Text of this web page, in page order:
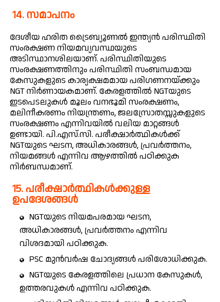
14. സമാപനം
ദേശീയ ഹരിത ട്രൈബ്യൂണൽ ഇന്ത്യൻ പരിസ്ഥിതി
സംരക്ഷണ നിയമവ്യവസ്ഥയുടെ
അടിസ്ഥാനശിലയാണ്. പരിസ്ഥിതിയുടെ
സംരക്ഷണത്തിനും പരിസ്ഥിതി സംബന്ധമായ
കേസുകളുടെ കാര്യക്ഷമമായ പരിഗണനയ്ക്കും
NGT നിർണായകമാണ്. കേരളത്തിൽ NGTയുടെ
ഇടപെടലുകൾ മൂലം വനഭൂമി സംരക്ഷണം,
മലിനീകരണം നിയന്ത്രണം, ജലസ്രോതസ്സുകളുടെ
സംരക്ഷണം എന്നിവയിൽ വലിയ മാറ്റങ്ങൾ
ഉണ്ടായി. പി.എസ്.സി. പരീക്ഷാർത്ഥികൾക്ക്
NGTയുടെ ഘടന, അധികാരങ്ങൾ, പ്രവർത്തനം,
നിയമങ്ങൾ എന്നിവ ആഴത്തിൽ പഠിക്കുക
നിർബന്ധമാണ്.
15. പരീക്ഷാർത്ഥികൾക്കുള്ള
ഉപദേശങ്ങൾ
NGTയുടെ നിയമപരമായ ഘടന,
അധികാരങ്ങൾ, പ്രവർത്തനം എന്നിവ
വിശദമായി പഠിക്കുക.
PSC മുൻവർഷ ചോദ്യങ്ങൾ പരിശോധിക്കുക.
NGTയുടെ കേരളത്തിലെ പ്രധാന കേസുകൾ,
ഉത്തരവുകൾ എന്നിവ പഠിക്കുക.